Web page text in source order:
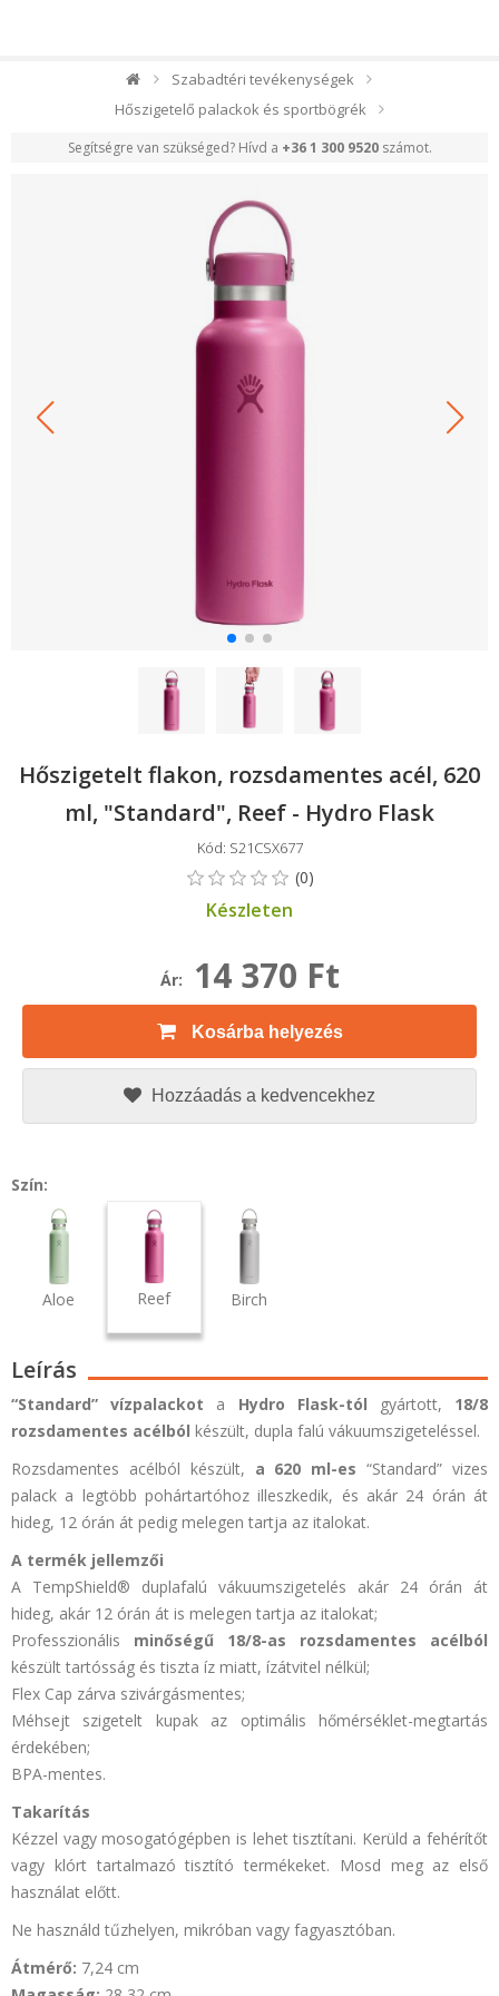
Szabadtéri tevékenységek
Hőszigetelő palackok és sportbögrék
Segítségre van szükséged? Hívd a +36 1 300 9520számot.
Hőszigetelt flakon, rozsdamentes acél, 620
ml, "Standard", Reef - Hydro Flask
Kód: S21CSX677
Készleten
Ár: 14 370 Ft
Kosárba helyezés
Hozzáadás a kedvencekhez
Szín:
Aloe Reef Birch
Leírás
“Standard” vízpalackot a Hydro Flask-tól gyártott, 18/8
rozsdamentes acélból készült, dupla falú vákuumszigeteléssel.
Rozsdamentes acélból készült, a 620 ml-es “Standard” vizes
palack a legtöbb pohártartóhoz illeszkedik, és akár 24 órán át
hideg, 12 órán át pedig melegen tartja az italokat.
A termék jellemzői
A TempShield® duplafalú vákuumszigetelés akár 24 órán át
hideg, akár 12 órán át is melegen tartja az italokat;
Professzionális minőségű 18/8-as rozsdamentes acélból
készült tartósság és tiszta íz miatt, ízátvitel nélkül;
Flex Cap zárva szivárgásmentes;
Méhsejt szigetelt kupak az optimális hőmérséklet-megtartás
érdekében;
BPA-mentes.
Takarítás
Kézzel vagy mosogatógépben is lehet tisztítani. Kerüld a fehérítőt
vagy klórt tartalmazó tisztító termékeket. Mosd meg az első
használat előtt.
Ne használd tűzhelyen, mikróban vagy fagyasztóban.
Átmérő: 7,24 cm